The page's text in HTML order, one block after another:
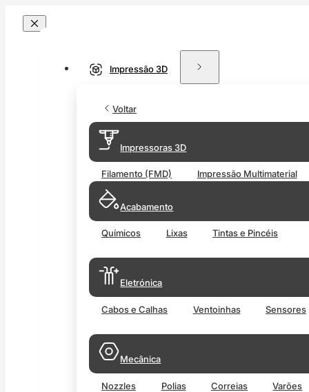
Impressão 3D
Voltar
Impressoras 3D
Filamento (FMD) Impressão Multimaterial
Acabamento
Químicos Lixas Tintas e Pincéis
Eletrónica
Cabos e Calhas Ventoinhas Sensores
Mecânica
Nozzles Polias Correias Varões